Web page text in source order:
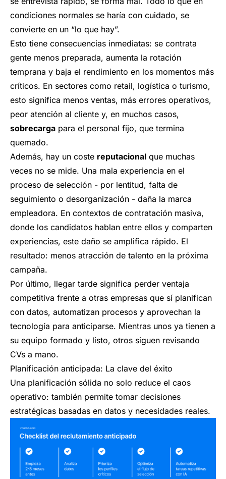
condiciones normales se haría con cuidado, se
convierte en un “lo que hay”.
Esto tiene consecuencias inmediatas: se contrata
gente menos preparada, aumenta la rotación
temprana y baja el rendimiento en los momentos más
críticos. En sectores como retail, logística o turismo,
esto significa menos ventas, más errores operativos,
peor atención al cliente y, en muchos casos,
sobrecarga para el personal fijo, que termina
quemado.
Además, hay un coste reputacional que muchas
veces no se mide. Una mala experiencia en el
proceso de selección - por lentitud, falta de
seguimiento o desorganización - daña la marca
empleadora. En contextos de contratación masiva,
donde los candidatos hablan entre ellos y comparten
experiencias, este daño se amplifica rápido. El
resultado: menos atracción de talento en la próxima
campaña.
Por último, llegar tarde significa perder ventaja
competitiva frente a otras empresas que sí planifican
con datos, automatizan procesos y aprovechan la
tecnología para anticiparse. Mientras unos ya tienen a
su equipo formado y listo, otros siguen revisando
CVs a mano.
Planificación anticipada: La clave del éxito
Una planificación sólida no solo reduce el caos
operativo: también permite tomar decisiones
estratégicas basadas en datos y necesidades reales.